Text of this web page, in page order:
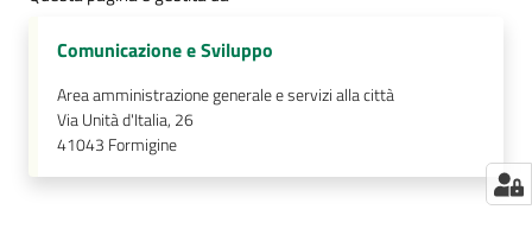
Comunicazione e Sviluppo
Area amministrazione generale e servizi alla città
Via Unità d'Italia, 26
41043 Formigine